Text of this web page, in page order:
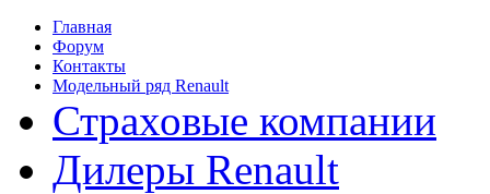
Главная
Форум
Контакты
Модельный ряд Renault
Страховые компании
Дилеры Renault